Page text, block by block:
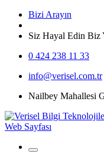
Bizi Arayın
Siz Hayal Edin Biz
0 424 238 11 33
info@verisel.com.tr
Nailbey Mahallesi